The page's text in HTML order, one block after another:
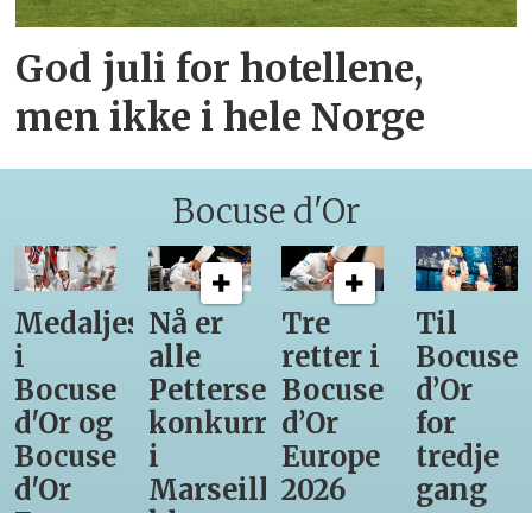
God juli for hotellene,
men ikke i hele Norge
Bocuse d'Or
Medaljestatistikk
i
Bocuse
d'Or og
Bocuse
d'Or
Nå er
alle
Pettersens
konkurrenter
i
Marseille
Tre
retter i
Bocuse
d’Or
Europe
2026
Til
Bocuse
d’Or
for
tredje
gang